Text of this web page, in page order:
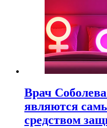
Врач
являются
средством